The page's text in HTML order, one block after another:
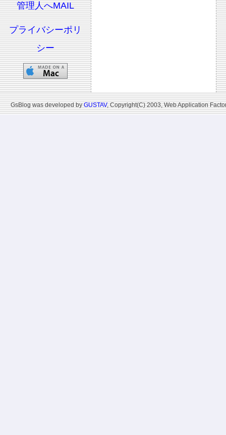
管理人へMAIL
プライバシーポリ
シー
GsBlog was developed byGUSTAV, Copyright(C) 2003, Web Application